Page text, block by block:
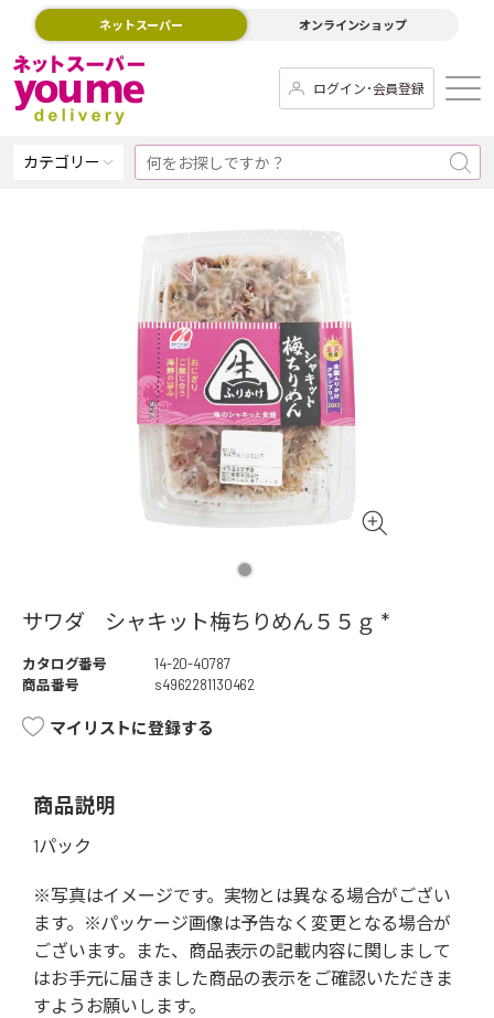
ネットスーパー オンラインショップ
ログイン･会員登録
カテゴリー
サワダ シャキット梅ちりめん５５ｇ *
カタログ番号
14-20-40787
商品番号
s4962281130462
マイリストに登録する
商品説明
1パック
※写真はイメージです。実物とは異なる場合がござい
ます。※パッケージ画像は予告なく変更となる場合が
ございます。また、商品表示の記載内容に関しまして
はお手元に届きました商品の表示をご確認いただきま
すようお願いします。